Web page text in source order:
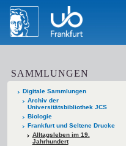
SAMMLUNGEN
Digitale Sammlungen
Archiv der
Universitätsbibliothek JCS
Biologie
Frankfurt und Seltene Drucke
Alltagsleben im 19.
Jahrhundert